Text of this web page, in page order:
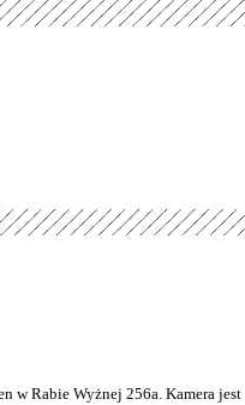
w Rabie Wyżnej 256a. Kamera